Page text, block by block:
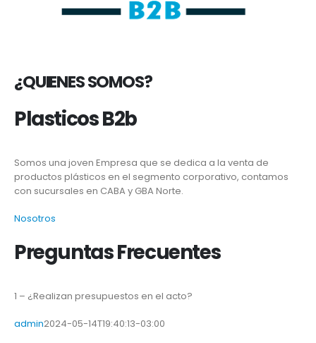
¿QUIENES SOMOS?
Plasticos B2b
Somos una joven Empresa que se dedica a la venta de
productos plásticos en el segmento corporativo, contamos
con sucursales en CABA y GBA Norte.
Nosotros
Preguntas Frecuentes
1 – ¿Realizan presupuestos en el acto?
admin2024-05-14T19:40:13-03:00